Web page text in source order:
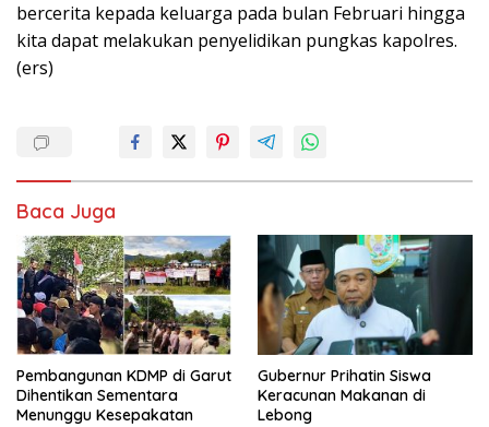
bercerita kepada keluarga pada bulan Februari hingga
kita dapat melakukan penyelidikan pungkas kapolres.
(ers)
Baca Juga
Pembangunan KDMP di Garut
Dihentikan Sementara
Menunggu Kesepakatan
Gubernur Prihatin Siswa
Keracunan Makanan di
Lebong